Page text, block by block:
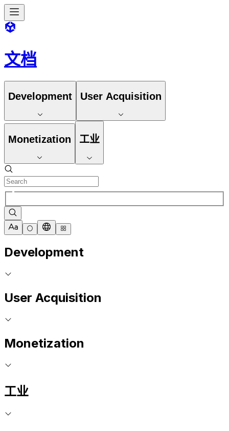
文档
Development User Acquisition
Monetization 工业
Development
User Acquisition
Monetization
工业